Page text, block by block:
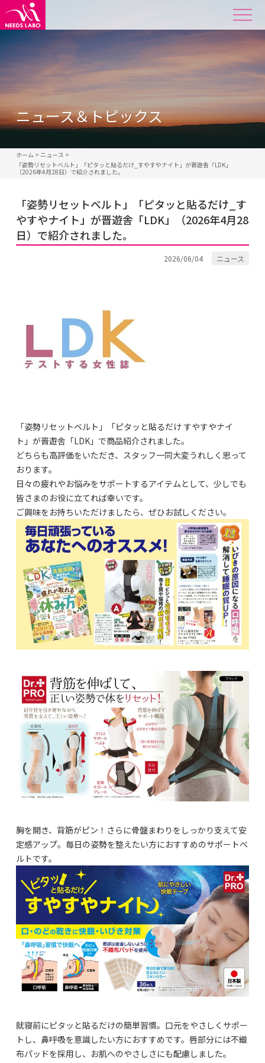
ニュース＆トピックス
ホーム > ニュース >
「姿勢リセットベルト」「ピタッと貼るだけ_すやすやナイト」が晋遊舎「LDK」
（2026年4月28日）で紹介されました。
「姿勢リセットベルト」「ピタッと貼るだけ_す
やすやナイト」が晋遊舎「LDK」（2026年4月28
日）で紹介されました。
2026/06/04 ニュース
「姿勢リセットベルト」「ピタッと貼るだけ すやすやナイ
ト」が晋遊舎「LDK」で商品紹介されました。
どちらも高評価をいただき、スタッフ一同大変うれしく思って
おります。
日々の疲れやお悩みをサポートするアイテムとして、少しでも
皆さまのお役に立てれば幸いです。
ご興味をお持ちいただけましたら、ぜひお試しください。
胸を開き、背筋がピン！さらに骨盤まわりをしっかり支えて安
定感アップ。毎日の姿勢を整えたい方におすすめのサポートベ
ルトです。
就寝前にピタッと貼るだけの簡単習慣。口元をやさしくサポー
トし、鼻呼吸を意識したい方におすすめです。唇部分には不織
布パッドを採用し、お肌へのやさしさにも配慮しました。